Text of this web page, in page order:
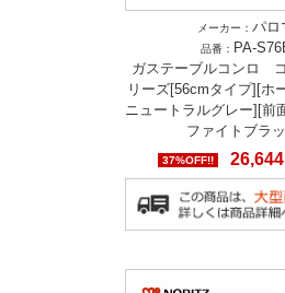
メーカー： パロ
品番： PA-
ガステーブルコンロ
リーズ[56cmタイプ][ホ
ニュートラルグレー][前
ファイトブラ
37%OFF!! 26,644